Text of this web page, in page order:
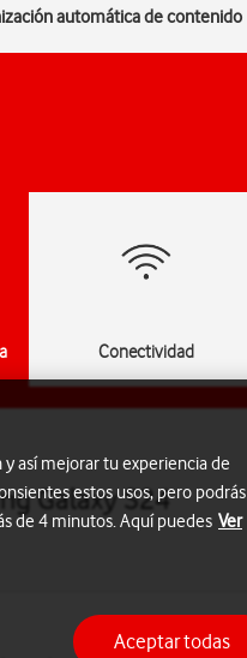
automática de contenido
Conectividad
Galaxy S24
así mejorar tu experiencia de
estos usos, pero podrás
de 4 minutos. Aquí puedes Ver
Aceptar todas